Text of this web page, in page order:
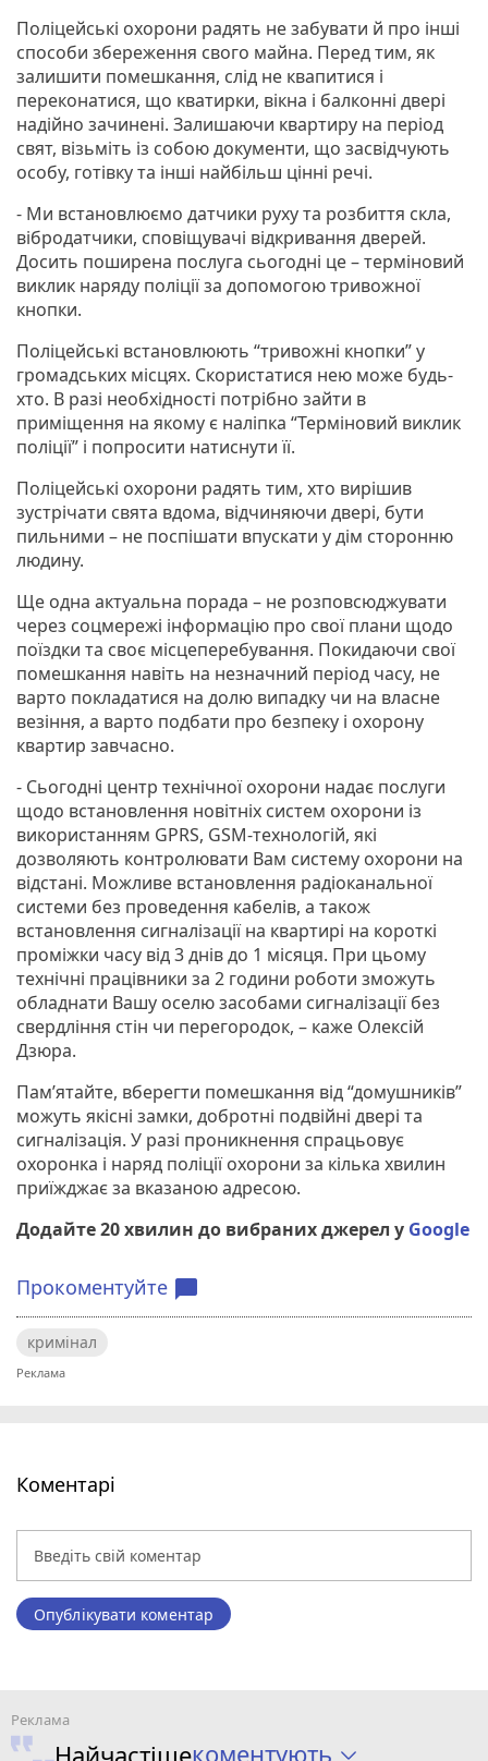
Поліцейські охорони радять не забувати й про інші
способи збереження свого майна. Перед тим, як
залишити помешкання, слід не квапитися і
переконатися, що кватирки, вікна і балконні двері
надійно зачинені. Залишаючи квартиру на період
свят, візьміть із собою документи, що засвідчують
особу, готівку та інші найбільш цінні речі.
- Ми встановлюємо датчики руху та розбиття скла,
вібродатчики, сповіщувачі відкривання дверей.
Досить поширена послуга сьогодні це – терміновий
виклик наряду поліції за допомогою тривожної
кнопки.
Поліцейські встановлюють “тривожні кнопки” у
громадських місцях. Скористатися нею може будь-
хто. В разі необхідності потрібно зайти в
приміщення на якому є наліпка “Терміновий виклик
поліції” і попросити натиснути її.
Поліцейські охорони радять тим, хто вирішив
зустрічати свята вдома, відчиняючи двері, бути
пильними – не поспішати впускати у дім сторонню
людину.
Ще одна актуальна порада – не розповсюджувати
через соцмережі інформацію про свої плани щодо
поїздки та своє місцеперебування. Покидаючи свої
помешкання навіть на незначний період часу, не
варто покладатися на долю випадку чи на власне
везіння, а варто подбати про безпеку і охорону
квартир завчасно.
- Сьогодні центр технічної охорони надає послуги
щодо встановлення новітніх систем охорони із
використанням GPRS, GSM-технологій, які
дозволяють контролювати Вам систему охорони на
відстані. Можливе встановлення радіоканальної
системи без проведення кабелів, а також
встановлення сигналізації на квартирі на короткі
проміжки часу від 3 днів до 1 місяця. При цьому
технічні працівники за 2 години роботи зможуть
обладнати Вашу оселю засобами сигналізації без
свердління стін чи перегородок, – каже Олексій
Дзюра.
Пам’ятайте, вберегти помешкання від “домушників”
можуть якісні замки, добротні подвійні двері та
сигналізація. У разі проникнення спрацьовує
охоронка і наряд поліції охорони за кілька хвилин
приїжджає за вказаною адресою.
Додайте 20 хвилин до вибраних джерел у Google
Прокоментуйте chat_bubble
кримінал
Коментарі
Опублікувати коментар
Найчастішекоментують